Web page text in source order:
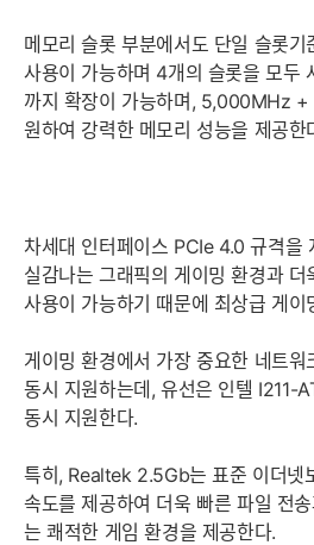
메모리 슬롯 부분에서도 단일 슬롯
사용이 가능하며 4개의 슬롯을 모두
까지 확장이 가능하며, 5,000MHz +
원하여 강력한 메모리 성능을 제공한
차세대 인터페이스 PCIe 4.0 규격을
실감나는 그래픽의 게이밍 환경과 더
사용이 가능하기 때문에 최상급 게이
게이밍 환경에서 가장 중요한 네트
동시 지원하는데, 유선은 인텔 I211-
동시 지원한다.
특히, Realtek 2.5Gb는 표준 이더넷
속도를 제공하여 더욱 빠른 파일 전
는 쾌적한 게임 환경을 제공한다.